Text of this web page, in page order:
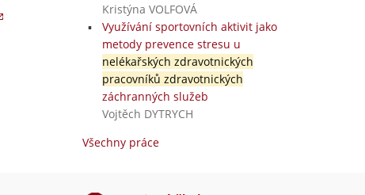
Kristýna VOLFOVÁ
Využívání sportovních aktivit jako
metody prevence stresu u
nelékařských zdravotnických
pracovníků zdravotnických
záchranných služeb
Vojtěch DYTRYCH
Všechny práce